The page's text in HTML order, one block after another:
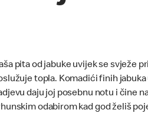
pita od jabuke uvijek se svježe
topla. Komadići finih
daju joj posebnu notu i čine
odabirom kad god želiš